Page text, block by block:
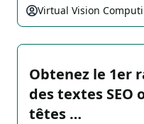
Virtual Vision
Obtenez le 1er
des textes SEO
têtes …